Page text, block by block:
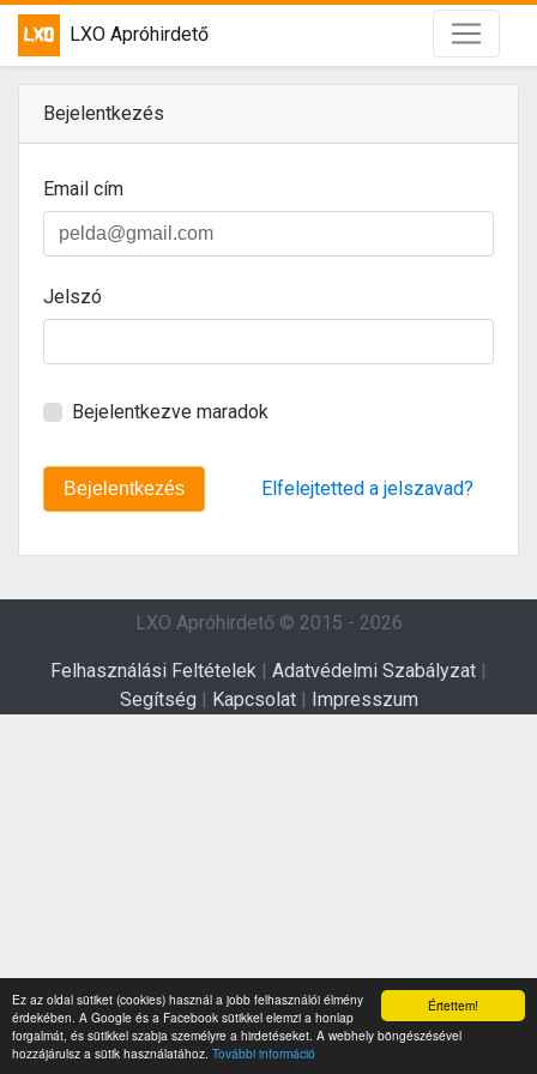
Értettem!
Ez az oldal sütiket (cookies) használ a jobb felhasználói élmény
érdekében. A Google és a Facebook sütikkel elemzi a honlap
forgalmát, és sütikkel szabja személyre a hirdetéseket. A webhely böngészésével
hozzájárulsz a sütik használatához. További információ
LXO Apróhirdető
Bejelentkezés
Email cím
Jelszó
Bejelentkezve maradok
Bejelentkezés Elfelejtetted a jelszavad?
LXO Apróhirdető © 2015 - 2026
Felhasználási Feltételek | Adatvédelmi Szabályzat |
Segítség | Kapcsolat| Impresszum